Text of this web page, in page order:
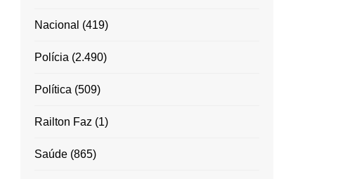
Nacional (419)
Polícia (2.490)
Política (509)
Railton Faz (1)
Saúde (865)